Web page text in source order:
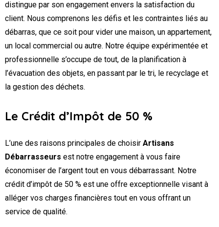
distingue par son engagement envers la satisfaction du
client. Nous comprenons les défis et les contraintes liés au
débarras, que ce soit pour vider une maison, un appartement,
un local commercial ou autre. Notre équipe expérimentée et
professionnelle s’occupe de tout, de la planification à
l’évacuation des objets, en passant par le tri, le recyclage et
la gestion des déchets.
Le Crédit d’Impôt de 50 %
L’une des raisons principales de choisir Artisans
Débarrasseurs est notre engagement à vous faire
économiser de l’argent tout en vous débarrassant. Notre
crédit d’impôt de 50 % est une offre exceptionnelle visant à
alléger vos charges financières tout en vous offrant un
service de qualité.